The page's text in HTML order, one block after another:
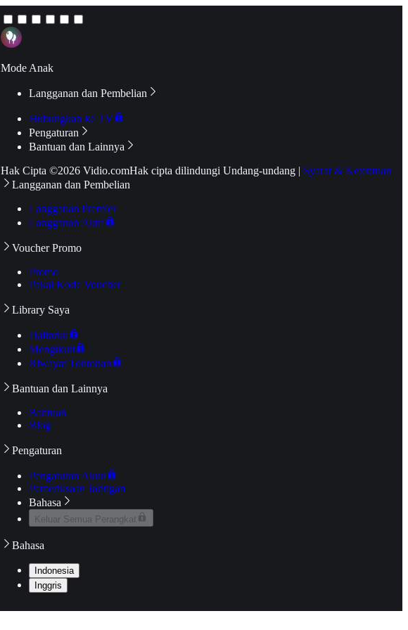
Mode Anak
Langganan dan Pembelian
Hubungkan ke TV
Pengaturan
Bantuan dan Lainnya
Hak Cipta ©2026 Vidio.comHak cipta dilindungi Undang-undang | Syarat & Ketentuan
Langganan dan Pembelian
Langganan Premier
Langganan Aktif
Voucher Promo
Promo
Pakai Kode Voucher
Library Saya
Daftarku
Mengikuti
Riwayat Tontonan
Bantuan dan Lainnya
Bantuan
Blog
Pengaturan
Pengaturan Akun
Pemeriksaan Jaringan
Bahasa
Keluar Semua Perangkat
Bahasa
Indonesia
Inggris